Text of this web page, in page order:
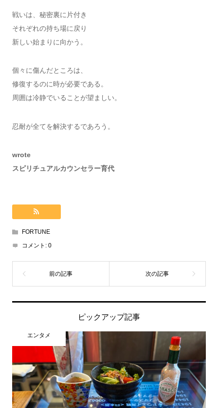
戦いは、秘密裏に片付き
それぞれの持ち場に戻り
新しい始まりに向かう。
個々に傷んだところは、
修復するのに時が必要である。
周囲は冷静でいることが望ましい。
忍耐が全てを解決するであろう。
wrote
スピリチュアルカウンセラー育代
FORTUNE
コメント: 0
ピックアップ記事
エンタメ